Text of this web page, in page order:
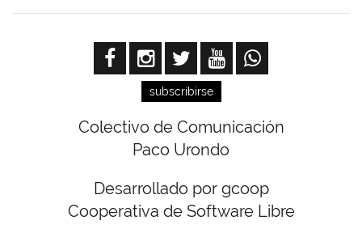
subscribirse
Colectivo de Comunicación
Paco Urondo
Desarrollado por gcoop
Cooperativa de Software Libre